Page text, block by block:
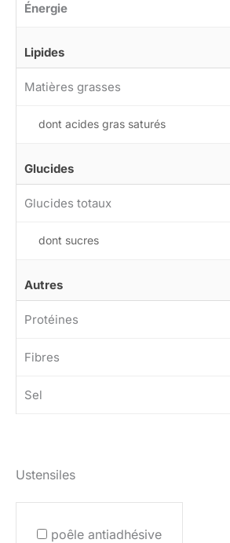
Énergie
Lipides
Matières grasses
dont acides gras saturés
Glucides
Glucides totaux
dont sucres
Autres
Protéines
Fibres
Sel
Ustensiles
poêle antiadhésive